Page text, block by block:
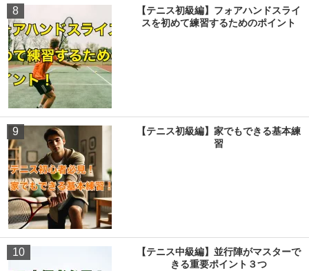
8
【テニス初級編】フォアハンドスライ
スを初めて練習するためのポイント
9
【テニス初級編】家でもできる基本練
習
10
【テニス中級編】並行陣がマスターで
きる重要ポイント３つ